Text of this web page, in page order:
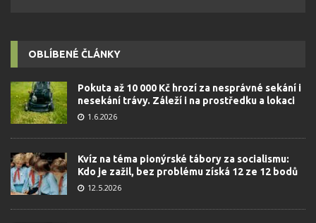
OBLÍBENÉ ČLÁNKY
Pokuta až 10 000 Kč hrozí za nesprávné sekání i
nesekání trávy. Záleží i na prostředku a lokaci
1.6.2026
Kvíz na téma pionýrské tábory za socialismu:
Kdo je zažil, bez problému získá 12 ze 12 bodů
12.5.2026